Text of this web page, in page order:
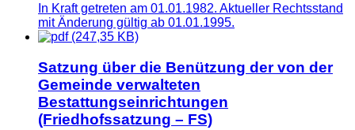
In Kraft getreten am 01.01.1982. Aktueller Rechtsstand
mit Änderung gültig ab 01.01.1995.
(247,35 KB)
Satzung über die Benützung der von der
Gemeinde verwalteten
Bestattungseinrichtungen
(Friedhofssatzung – FS)